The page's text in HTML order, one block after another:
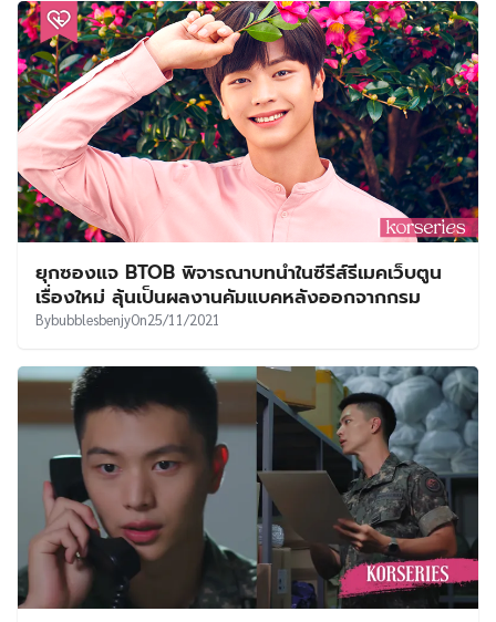
ยุกซองแจ BTOB พิจารณาบทนำในซีรีส์รีเมคเว็บตูน
เรื่องใหม่ ลุ้นเป็นผลงานคัมแบคหลังออกจากกรม
BybubblesbenjyOn25/11/2021